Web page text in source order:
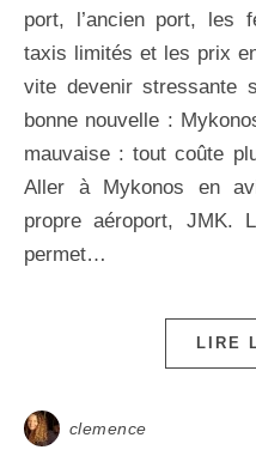
port, l’ancien port, les
taxis limités et les prix
vite devenir stressante
bonne nouvelle :
mauvaise : tout coûte
Aller à Mykonos en
propre aéroport, JMK.
permet…
LIRE
clemence